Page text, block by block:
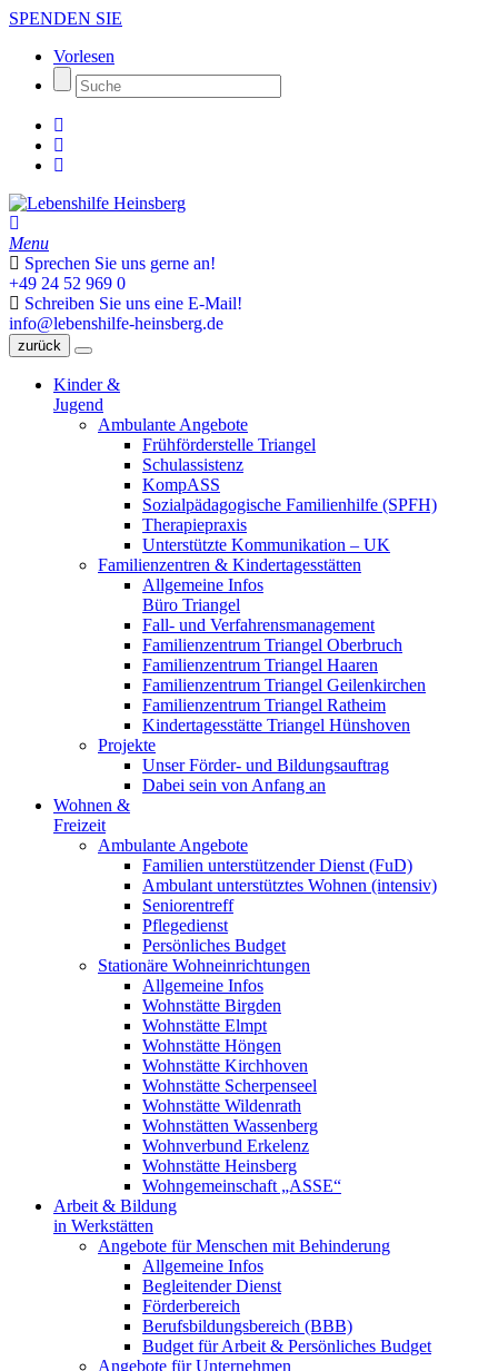
SPENDEN SIE
Vorlesen
Menu
Sprechen Sie uns gerne an!
+49 24 52 969 0
Schreiben Sie uns eine E-Mail!
info@lebenshilfe-heinsberg.de
zurück
Kinder &
Jugend
Ambulante Angebote
Frühförderstelle Triangel
Schulassistenz
KompASS
Sozialpädagogische Familienhilfe (SPFH)
Therapiepraxis
Unterstützte Kommunikation – UK
Familienzentren & Kindertagesstätten
Allgemeine Infos
Büro Triangel
Fall- und Verfahrensmanagement
Familienzentrum Triangel Oberbruch
Familienzentrum Triangel Haaren
Familienzentrum Triangel Geilenkirchen
Familienzentrum Triangel Ratheim
Kindertagesstätte Triangel Hünshoven
Projekte
Unser Förder- und Bildungsauftrag
Dabei sein von Anfang an
Wohnen &
Freizeit
Ambulante Angebote
Familien unterstützender Dienst (FuD)
Ambulant unterstütztes Wohnen (intensiv)
Seniorentreff
Pflegedienst
Persönliches Budget
Stationäre Wohneinrichtungen
Allgemeine Infos
Wohnstätte Birgden
Wohnstätte Elmpt
Wohnstätte Höngen
Wohnstätte Kirchhoven
Wohnstätte Scherpenseel
Wohnstätte Wildenrath
Wohnstätten Wassenberg
Wohnverbund Erkelenz
Wohnstätte Heinsberg
Wohngemeinschaft „ASSE“
Arbeit & Bildung
in Werkstätten
Angebote für Menschen mit Behinderung
Allgemeine Infos
Begleitender Dienst
Förderbereich
Berufsbildungsbereich (BBB)
Budget für Arbeit & Persönliches Budget
Angebote für Unternehmen